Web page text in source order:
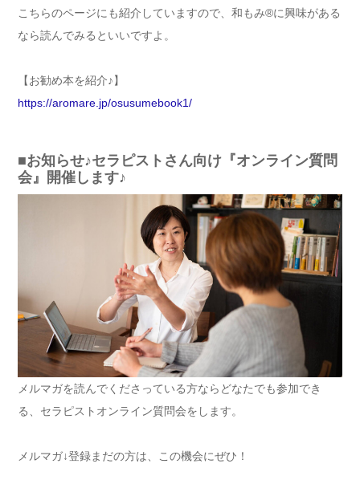
こちらのページにも紹介していますので、和もみ®に興味がある
なら読んでみるといいですよ。
【お勧め本を紹介♪】
https://aromare.jp/osusumebook1/
■お知らせ♪セラピストさん向け『オンライン質問
会』開催します♪
メルマガを読んでくださっている方ならどなたでも参加でき
る、セラピストオンライン質問会をします。
メルマガ↓登録まだの方は、この機会にぜひ！